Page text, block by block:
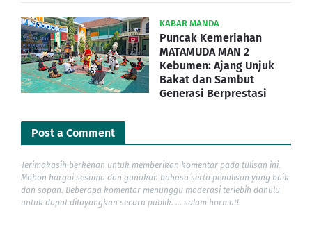
KABAR MANDA
Puncak Kemeriahan
MATAMUDA MAN 2
Kebumen: Ajang Unjuk
Bakat dan Sambut
Generasi Berprestasi
Post a Comment
Terimakasih berkenan untuk memberikan komentar pada tulisan ini.
Mohon hargai sesama dan gunakan bahasa serta penulisan yang baik
dan sopan. Beberapa komentar menunggu moderasi terlebih dahulu
untuk dapat ditayangkan secara publik. ... salam hormat!